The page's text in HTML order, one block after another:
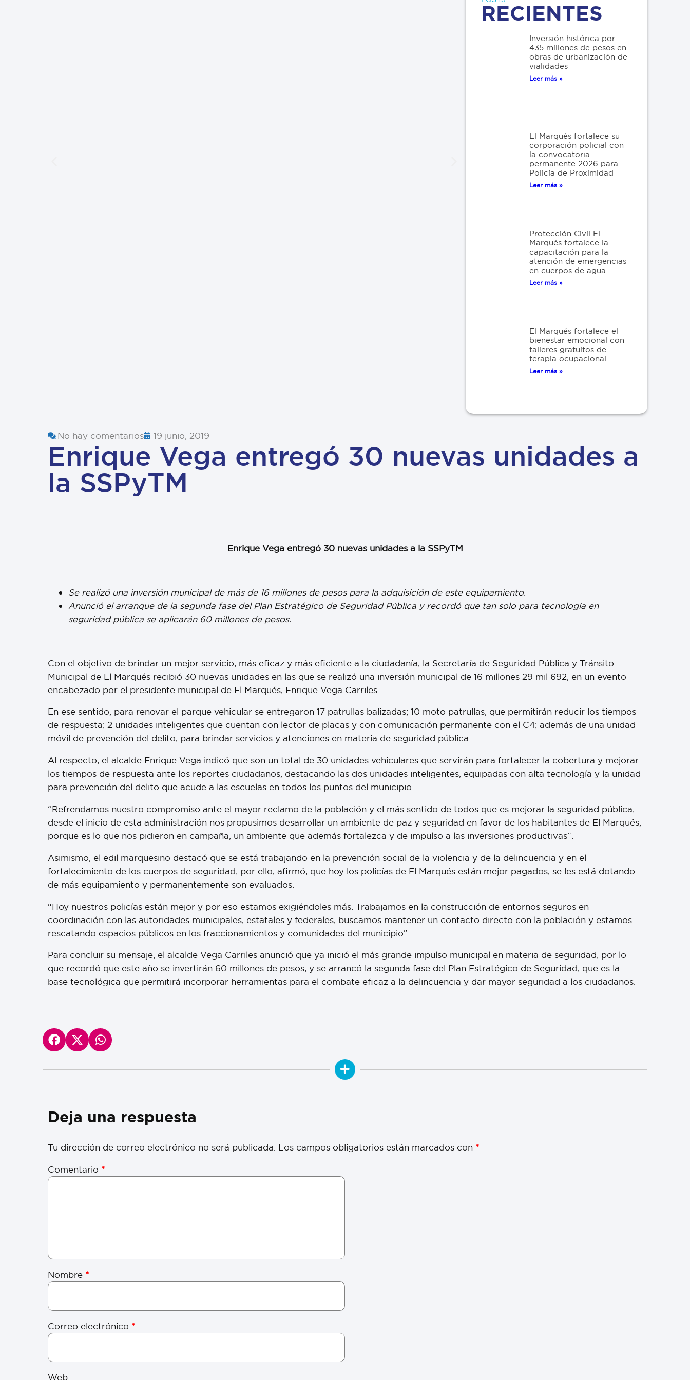
RECIENTES
Inversión histórica por
435 millones de pesos en
obras de urbanización de
vialidades
Leer más »
El Marqués fortalece su
corporación policial con
la convocatoria
permanente 2026 para
Policía de Proximidad
Leer más »
Protección Civil El
Marqués fortalece la
capacitación para la
atención de emergencias
en cuerpos de agua
Leer más »
El Marqués fortalece el
bienestar emocional con
talleres gratuitos de
terapia ocupacional
Leer más »
No hay comentarios 19 junio, 2019
Enrique Vega entregó 30 nuevas unidades a
la SSPyTM
Enrique Vega entregó 30 nuevas unidades a la SSPyTM
Se realizó una inversión municipal de más de 16 millones de pesos para la adquisición de este equipamiento.
Anunció el arranque de la segunda fase del Plan Estratégico de Seguridad Pública y recordó que tan solo para tecnología en
seguridad pública se aplicarán 60 millones de pesos.
Con el objetivo de brindar un mejor servicio, más eficaz y más eficiente a la ciudadanía, la Secretaría de Seguridad Pública y Tránsito
Municipal de El Marqués recibió 30 nuevas unidades en las que se realizó una inversión municipal de 16 millones 29 mil 692, en un evento
encabezado por el presidente municipal de El Marqués, Enrique Vega Carriles.
En ese sentido, para renovar el parque vehicular se entregaron 17 patrullas balizadas; 10 moto patrullas, que permitirán reducir los tiempos
de respuesta; 2 unidades inteligentes que cuentan con lector de placas y con comunicación permanente con el C4; además de una unidad
móvil de prevención del delito, para brindar servicios y atenciones en materia de seguridad pública.
Al respecto, el alcalde Enrique Vega indicó que son un total de 30 unidades vehiculares que servirán para fortalecer la cobertura y mejorar
los tiempos de respuesta ante los reportes ciudadanos, destacando las dos unidades inteligentes, equipadas con alta tecnología y la unidad
para prevención del delito que acude a las escuelas en todos los puntos del municipio.
“Refrendamos nuestro compromiso ante el mayor reclamo de la población y el más sentido de todos que es mejorar la seguridad pública;
desde el inicio de esta administración nos propusimos desarrollar un ambiente de paz y seguridad en favor de los habitantes de El Marqués,
porque es lo que nos pidieron en campaña, un ambiente que además fortalezca y de impulso a las inversiones productivas”.
Asimismo, el edil marquesino destacó que se está trabajando en la prevención social de la violencia y de la delincuencia y en el
fortalecimiento de los cuerpos de seguridad; por ello, afirmó, que hoy los policías de El Marqués están mejor pagados, se les está dotando
de más equipamiento y permanentemente son evaluados.
“Hoy nuestros policías están mejor y por eso estamos exigiéndoles más. Trabajamos en la construcción de entornos seguros en
coordinación con las autoridades municipales, estatales y federales, buscamos mantener un contacto directo con la población y estamos
rescatando espacios públicos en los fraccionamientos y comunidades del municipio”.
Para concluir su mensaje, el alcalde Vega Carriles anunció que ya inició el más grande impulso municipal en materia de seguridad, por lo
que recordó que este año se invertirán 60 millones de pesos, y se arrancó la segunda fase del Plan Estratégico de Seguridad, que es la
base tecnológica que permitirá incorporar herramientas para el combate eficaz a la delincuencia y dar mayor seguridad a los ciudadanos.
Deja una respuesta
Tu dirección de correo electrónico no será publicada. Los campos obligatorios están marcados con *
Comentario *
Nombre *
Correo electrónico *
Web